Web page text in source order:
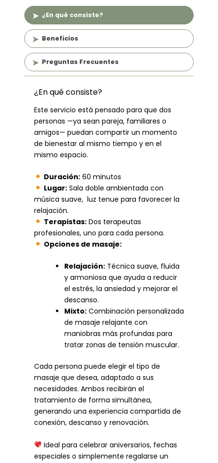
Completo
Craneofacial
(60
min)
cantidad
¿En qué consiste?
Beneficios
Preguntas Frecuentes
¿En qué consiste?
Este servicio está pensado para que dos
personas —ya sean pareja, familiares o
amigos— puedan compartir un momento
de bienestar al mismo tiempo y en el
mismo espacio.
Duración:60 minutos
Lugar:Sala doble ambientada con
música suave, luz tenue para favorecer la
relajación.
Terapistas:Dos terapeutas
profesionales, uno para cada persona.
Opciones de masaje:
Relajación: Técnica suave, fluida
y armoniosa que ayuda a reducir
el estrés, la ansiedad y mejorar el
descanso.
Mixto: Combinación personalizada
de masaje relajante con
maniobras más profundas para
tratar zonas de tensión muscular.
Cada persona puede elegir el tipo de
masaje que desea, adaptado a sus
necesidades. Ambos recibirán el
tratamiento de forma simultánea,
generando una experiencia compartida de
conexión, descanso y renovación.
Ideal para celebrar aniversarios, fechas
especiales o simplemente regalarse un